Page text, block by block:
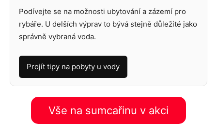
Podívejte se na možnosti ubytování a zázemí pro
rybáře. U delších výprav to bývá stejně důležité jako
správně vybraná voda.
Projít tipy na pobyty u vody
Vše na sumcařinu v akci